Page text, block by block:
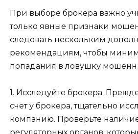
При выборе брокера важно
только явные признаки
следовать нескольким
рекомендациям, чтобы
попадания в ловушку
1. Исследуйте брокера.
счет у брокера, тщательно
компанию. Проверьте